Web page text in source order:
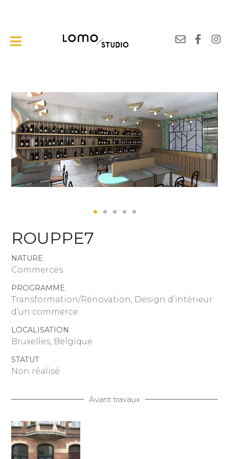
ROUPPE7
NATURE
Commerces
PROGRAMME
Transformation/Rénovation, Design d’intérieur
d’un commerce
LOCALISATION
Bruxelles, Belgique
STATUT
Non réalisé
Avant travaux